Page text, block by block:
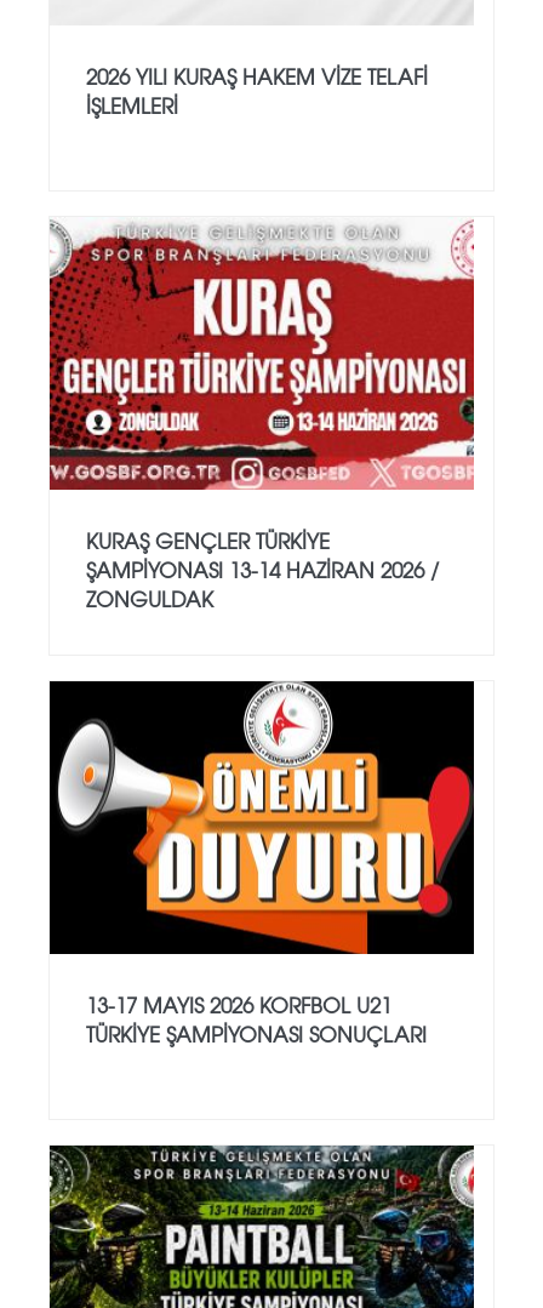
2026 YILI KURAŞ HAKEM VİZE TELAFİ
İŞLEMLERİ
KURAŞ GENÇLER TÜRKİYE
ŞAMPİYONASI 13-14 HAZİRAN 2026 /
ZONGULDAK
13-17 MAYIS 2026 KORFBOL U21
TÜRKİYE ŞAMPİYONASI SONUÇLARI